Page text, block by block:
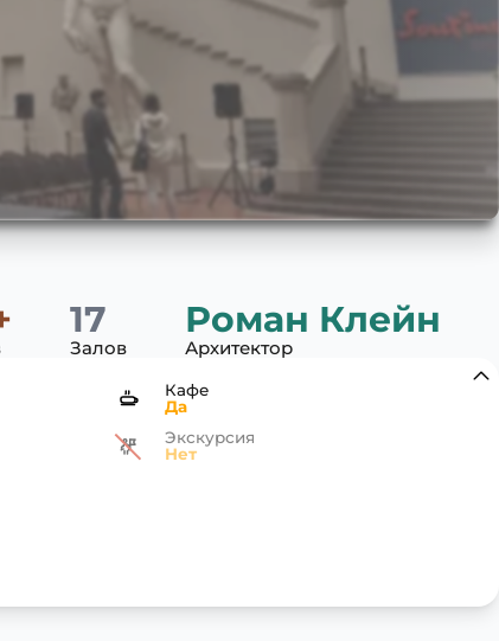
Кафе
Да
Экскурсия
Нет
17
Залов
Роман Клейн
Архитектор